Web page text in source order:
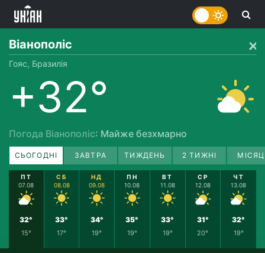
Віанополіс
Гояс, Бразилія
+32°
Погода Віанополіс: Майже безхмарно
СЬОГОДНІ ЗАВТРА ТИЖДЕНЬ 2 ТИЖНІ
ПТ
07.08
32°
15°
СБ
08.08
33°
17°
НД
09.08
34°
19°
ПН
10.08
35°
19°
ВТ
11.08
33°
19°
СР
12.08
31°
20°
ЧТ
13.08
32°
19°